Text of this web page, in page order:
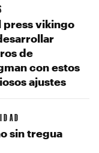
press vikingo
de
con estos
ajustes
sin tregua